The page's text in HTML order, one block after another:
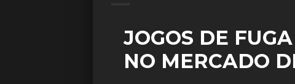
JOGOS DE
NO MERCADO